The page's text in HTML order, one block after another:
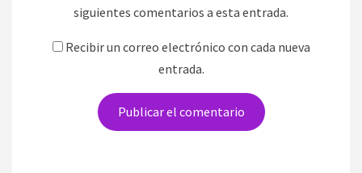
siguientes comentarios a esta entrada.
Recibir un correo electrónico con cada nueva
entrada.